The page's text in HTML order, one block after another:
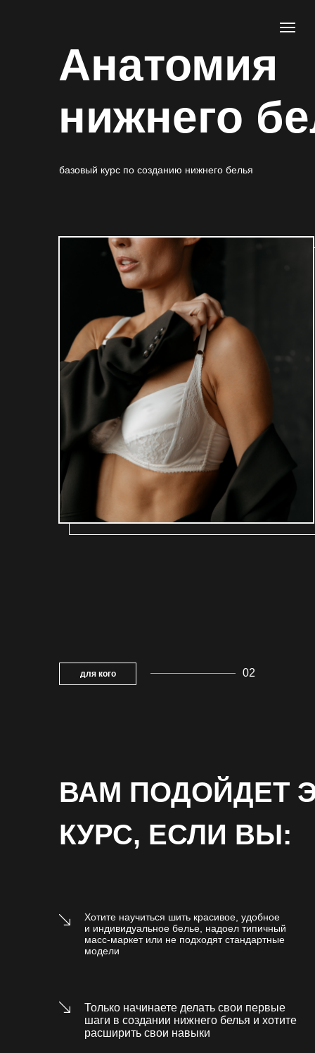
базовый курс по созданию нижнего белья
Анатомия
нижнего
Хотите научиться шить красивое, удобное
и индивидуальное белье, надоел типичный
масс-маркет или не подходят стандартные
модели
Только начинаете делать свои первые
шаги в создании нижнего белья и хотите
расширить свои навыки
ВАМ ПОДОЙДЕТ
КУРС, ЕСЛИ ВЫ:
02
для кого